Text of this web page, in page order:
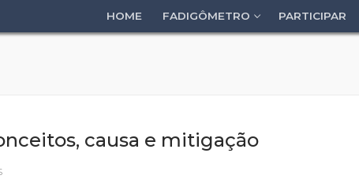
HOME FADIGÔMETRO PARTICIPAR
causa e mitigação